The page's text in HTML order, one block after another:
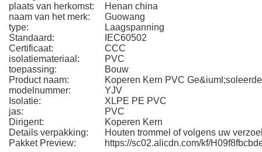
plaats van herkomst:
Henan china
naam van het merk:
Guowang
type:
Laagspanning
Standaard:
IEC60502
Certificaat:
CCC
isolatiemateriaal:
PVC
toepassing:
Bouw
Product naam:
Koperen Kern PVC
modelnummer:
YJV
Isolatie:
XLPE PE PVC
jas:
PVC
Dirigent:
Koperen Kern
Details verpakking:
Houten trommel of volgens uw
Pakket Preview:
https://sc02.alicdn.com/kf/